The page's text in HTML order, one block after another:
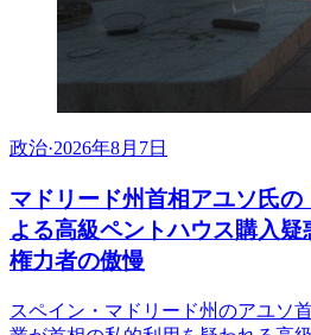
政治·2026年8月7日
マドリード州首相アユソ氏
よる高級ペントハウス購入
権力者の傲慢
スペイン・マドリード州のアユソ